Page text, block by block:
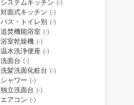
システムキッチン (-)
対面式キッチン (-)
バス・トイレ別 (-)
追焚機能浴室 (-)
浴室乾燥機 (-)
温水洗浄便座 (-)
洗面台 (-)
洗髪洗面化粧台 (-)
シャワー (-)
独立洗面台 (-)
エアコン (-)